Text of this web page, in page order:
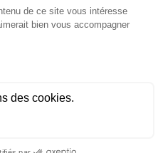
Leaflet
Tous droits réservés -